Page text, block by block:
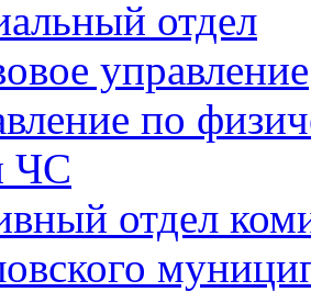
отдел
управление
по
ЧС
отдел